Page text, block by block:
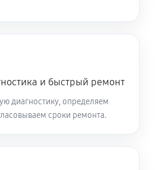
и быстрый ремонт
диагностику, определяем
сроки ремонта.